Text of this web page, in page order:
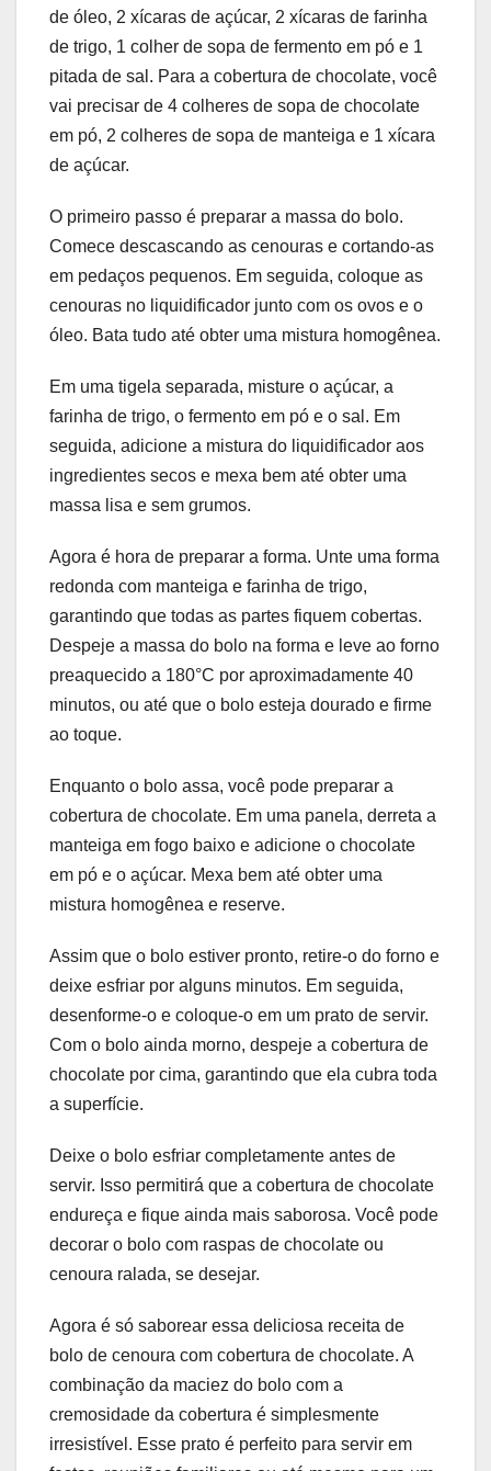
de óleo, 2 xícaras de açúcar, 2 xícaras de farinha
de trigo, 1 colher de sopa de fermento em pó e 1
pitada de sal. Para a cobertura de chocolate, você
vai precisar de 4 colheres de sopa de chocolate
em pó, 2 colheres de sopa de manteiga e 1 xícara
de açúcar.
O primeiro passo é preparar a massa do bolo.
Comece descascando as cenouras e cortando-as
em pedaços pequenos. Em seguida, coloque as
cenouras no liquidificador junto com os ovos e o
óleo. Bata tudo até obter uma mistura homogênea.
Em uma tigela separada, misture o açúcar, a
farinha de trigo, o fermento em pó e o sal. Em
seguida, adicione a mistura do liquidificador aos
ingredientes secos e mexa bem até obter uma
massa lisa e sem grumos.
Agora é hora de preparar a forma. Unte uma forma
redonda com manteiga e farinha de trigo,
garantindo que todas as partes fiquem cobertas.
Despeje a massa do bolo na forma e leve ao forno
preaquecido a 180°C por aproximadamente 40
minutos, ou até que o bolo esteja dourado e firme
ao toque.
Enquanto o bolo assa, você pode preparar a
cobertura de chocolate. Em uma panela, derreta a
manteiga em fogo baixo e adicione o chocolate
em pó e o açúcar. Mexa bem até obter uma
mistura homogênea e reserve.
Assim que o bolo estiver pronto, retire-o do forno e
deixe esfriar por alguns minutos. Em seguida,
desenforme-o e coloque-o em um prato de servir.
Com o bolo ainda morno, despeje a cobertura de
chocolate por cima, garantindo que ela cubra toda
a superfície.
Deixe o bolo esfriar completamente antes de
servir. Isso permitirá que a cobertura de chocolate
endureça e fique ainda mais saborosa. Você pode
decorar o bolo com raspas de chocolate ou
cenoura ralada, se desejar.
Agora é só saborear essa deliciosa receita de
bolo de cenoura com cobertura de chocolate. A
combinação da maciez do bolo com a
cremosidade da cobertura é simplesmente
irresistível. Esse prato é perfeito para servir em